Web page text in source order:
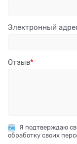
Электронный
Отзыв
Я подтверждаю
обработку своих